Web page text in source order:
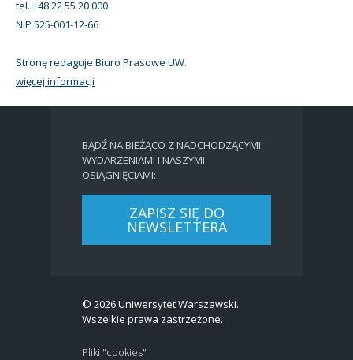
tel. +48 22 55 20 000
NIP 525-001-12-66
Stronę redaguje Biuro Prasowe UW.
więcej informacji
BĄDŹ NA BIEŻĄCO Z NADCHODZĄCYMI
WYDARZENIAMI I NASZYMI
OSIĄGNIĘCIAMI:
ZAPISZ SIĘ DO
NEWSLETTERA
© 2026 Uniwersytet Warszawski.
Wszelkie prawa zastrzeżone.
Pliki "cookies"